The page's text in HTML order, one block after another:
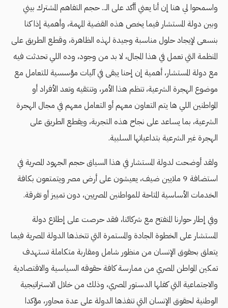
واسمحوا لي هنا إن أنا يعني أأكد على الـ.. حجم التفاهم المشترك بيني
وبين دولة المستشار فيما يخص هذه القضية المهمة، وأهمية إذا كنا
بنسعى لإيجاد حلول مناسبة وجيدة لهذه الظاهرة، وقطع الطريق على
المنظمة التي تعمل في هذا المجال، لا بد من وجود، وده اللي تحدثت فيه
مع دولة المستشار، أهمية إن إحنا يبقى في آليات مؤسسية للتعامل مع
موضوع الهجرة الشرعية، تنظم هذا الأمر، وتنتقيه وتعد الأفراد أو
المواطنين اللي ها يتم التعاون معهم أو التعامل معهم في مجال الهجرة
الشرعية، بما يساعد على نجاح هذه التجربة، ويقطع الطريق على
الهجرة غير الشرعية بتداعياتها السلبية.
ولقد أوضحت لدولة المستشار في هذا السياق حجم الجهود المصرية في
استضافة 9 ملايين ضيف، يعيشون على أرض مصر ويتمتعون بكافة
الخدمات الأساسية المتاحة للمواطنين المصريين، دون تمييز أو تفرقة.
وفي إطار حوارنا المنفتح مع شركائنا، فقد حرصت على إطلاع دولة
المستشار على الخطوة الجادة والمستمرة التي تتخذها الدولة المصرية فيما
يتعلق بحقوق الإنسان من منظور شامل ومقاربة متكاملة تستهدف
تمكين المواطن المصري من ممارسة كافة حقوقه السياسية والاقتصادية
والاجتماعية التي كفلها الدستور المصري، وذلك من خلال الاستراتيجية
الوطنية لحقوق الإنسان التي تنفذها الدولة على عدة محاور، مؤكدا